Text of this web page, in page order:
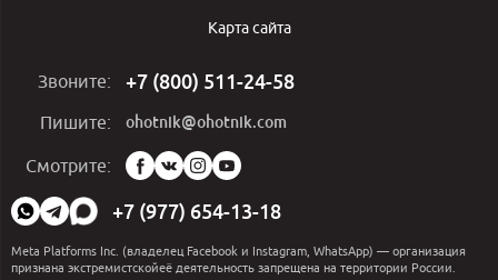
Карта сайта
Звоните: +7 (800) 511-24-58
Пишите: ohotnik@ohotnik.com
Смотрите:
Мы
в
социальных
сетях:
+7 (977) 654-13-18
Meta Platforms Inc. (владелец Facebook и Instagram, WhatsApp) — организация
признана экстремистскойеё деятельность запрещена на территории России.